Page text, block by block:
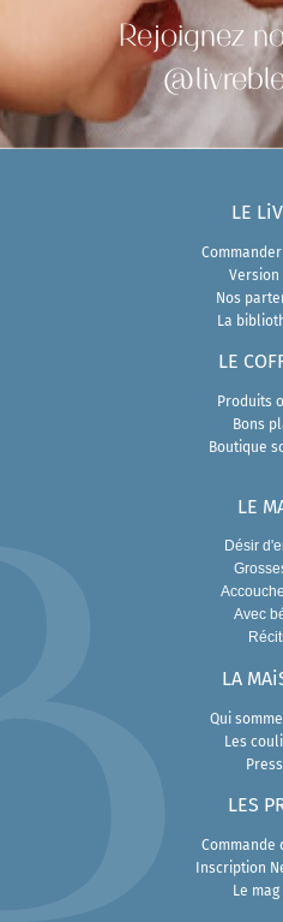
Rejoignez
LE
Commander
Version
Nos
La
LE
Produits
Bons
Boutique
LE
Désir
Avec
LA
Qui
Les
LES
Commande
Inscription
Le